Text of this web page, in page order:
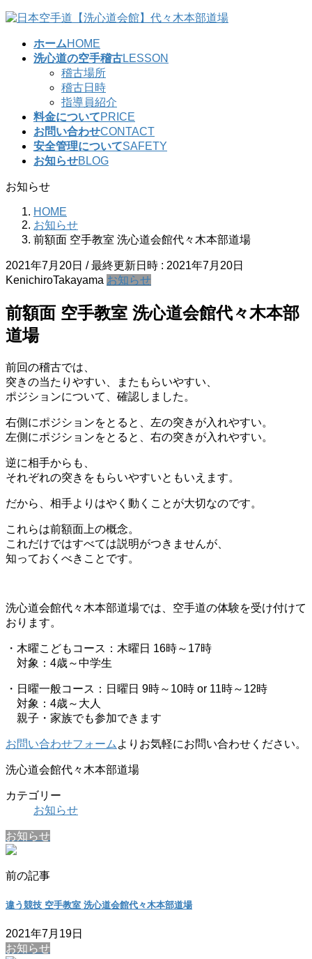
コ
ナ
ホームHOME
洗心道の空手稽古LESSON
稽古場所
稽古日時
指導員紹介
料金についてPRICE
お問い合わせCONTACT
安全管理についてSAFETY
お知らせBLOG
お知らせ
HOME
お知らせ
前額面 空手教室 洗心道会館代々木本部道場
2021年7月20日 / 最終更新日時 : 2021年7月20日
KenichiroTakayama お知らせ
前額面 空手教室 洗心道会館代々木本部
道場
前回の稽古では、
突きの当たりやすい、またもらいやすい、
ポジションについて、確認しました。
右側にポジションをとると、左の突きが入れやすい。
左側にポジションをとると、右の突きが入れやすい。
逆に相手からも、
それぞれの突きをもらいやすいともいえます。
だから、相手よりはやく動くことが大切なのです。
これらは前額面上の概念。
これだけではすべては説明がつきませんが、
知っておくべきことです。
洗心道会館代々木本部道場では、空手道の体験を受け付けて
おります。
・木曜こどもコース：木曜日 16時～17時
対象：4歳～中学生
・日曜一般コース：日曜日 9時～10時 or 11時～12時
対象：4歳～大人
親子・家族でも参加できます
お問い合わせフォーム よりお気軽にお問い合わせください。
洗心道会館代々木本部道場
カテゴリー
お知らせ
お知らせ
前の記事
違う競技 空手教室 洗心道会館代々木本部道場
2021年7月19日
お知らせ